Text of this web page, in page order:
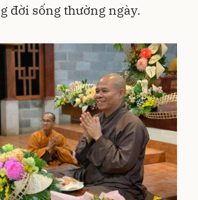
đời sống thường ngày.